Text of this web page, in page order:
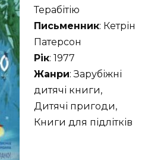
Терабітію
Письменник: Кетрін
Патерсон
Рік: 1977
Жанри: Зарубіжні
дитячі книги,
Дитячі пригоди,
Книги для підлітків